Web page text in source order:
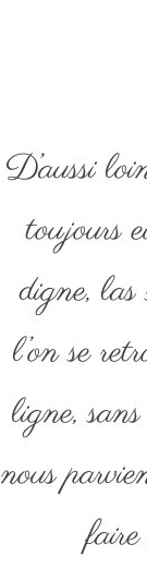
D’aussi
toujours
digne, las
l’on se
ligne,
nous